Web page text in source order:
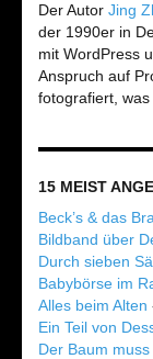
Der Autor Jing
der 1990er in
mit WordPress
Anspruch auf
fotografiert,
15 MEIST
Beck’s & das
Bildband über
Durch sieben
Babybörse im
Alles beim Alten
Ein Teil von
Der Baum muss